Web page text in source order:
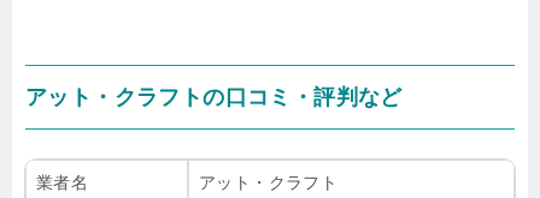
アット・クラフトの口コミ・評判など
業者名 アット・クラフト